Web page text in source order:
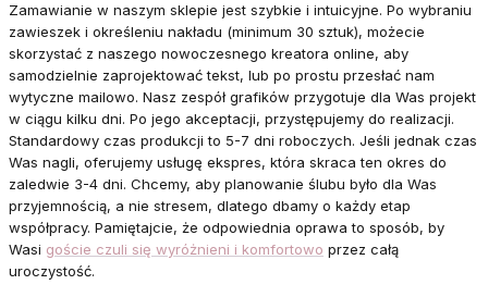
Zamawianie w naszym sklepie jest szybkie i intuicyjne. Po wybraniu
zawieszek i określeniu nakładu (minimum 30 sztuk), możecie
skorzystać z naszego nowoczesnego kreatora online, aby
samodzielnie zaprojektować tekst, lub po prostu przesłać nam
wytyczne mailowo. Nasz zespół grafików przygotuje dla Was projekt
w ciągu kilku dni. Po jego akceptacji, przystępujemy do realizacji.
Standardowy czas produkcji to 5-7 dni roboczych. Jeśli jednak czas
Was nagli, oferujemy usługę ekspres, która skraca ten okres do
zaledwie 3-4 dni. Chcemy, aby planowanie ślubu było dla Was
przyjemnością, a nie stresem, dlatego dbamy o każdy etap
współpracy. Pamiętajcie, że odpowiednia oprawa to sposób, by
Wasi goście czuli się wyróżnieni i komfortowo przez całą
uroczystość.